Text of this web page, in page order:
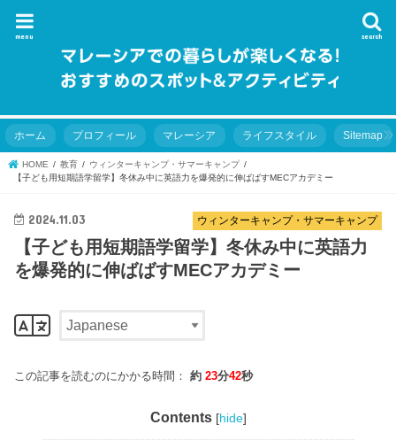
search
menu
ホーム プロフィール マレーシア ライフスタイル Sitemap
HOME 教育
ウィンターキャンプ・サマーキャンプ
【子ども用短期語学留学】冬休み中に英語力を爆発的に伸ばばすMECアカデミー
ウィンターキャンプ・サマーキャンプ
2024.11.03
【子ども用短期語学留学】冬休み中に英語力
を爆発的に伸ばばすMECアカデミー
この記事を読むのにかかる時間：約23分42秒
Contents [hide]